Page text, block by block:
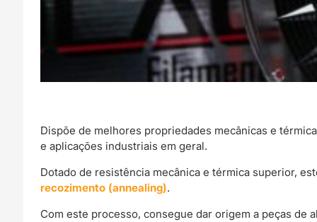
Dispõe de melhores propriedades mecânicas e
e aplicações industriais em geral.
Dotado de resistência mecânica e térmica superior,
recozimento (annealing).
Com este processo, consegue dar origem a peças de